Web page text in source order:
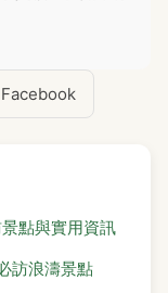
Facebook
點與實用資訊
訪浪濤景點